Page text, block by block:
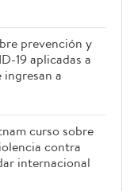
prevención y
19 aplicadas a
ingresan a
curso sobre
contra
internacional